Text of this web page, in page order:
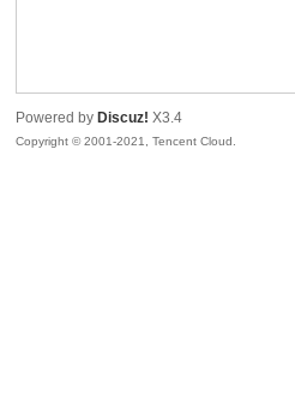
Powered by Discuz! X3.4
Copyright © 2001-2021, Tencent Cloud.